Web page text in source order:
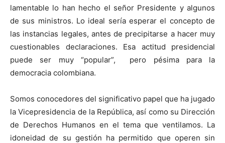
lamentable lo han hecho el señor Presidente y algunos
de sus ministros. Lo ideal sería esperar el concepto de
las instancias legales, antes de precipitarse a hacer muy
cuestionables declaraciones. Esa actitud presidencial
puede ser muy “popular”, pero pésima para la
democracia colombiana.
Somos conocedores del significativo papel que ha jugado
la Vicepresidencia de la República, así como su Dirección
de Derechos Humanos en el tema que ventilamos. La
idoneidad de su gestión ha permitido que operen sin